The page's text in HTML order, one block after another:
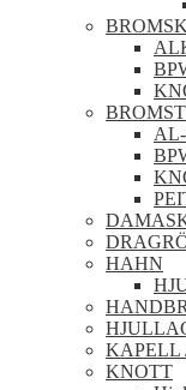
HAHN
KAPELL
KNOTT